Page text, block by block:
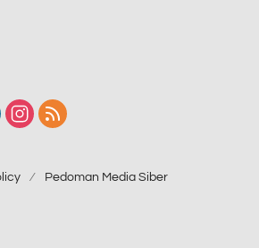
Pedoman Media Siber